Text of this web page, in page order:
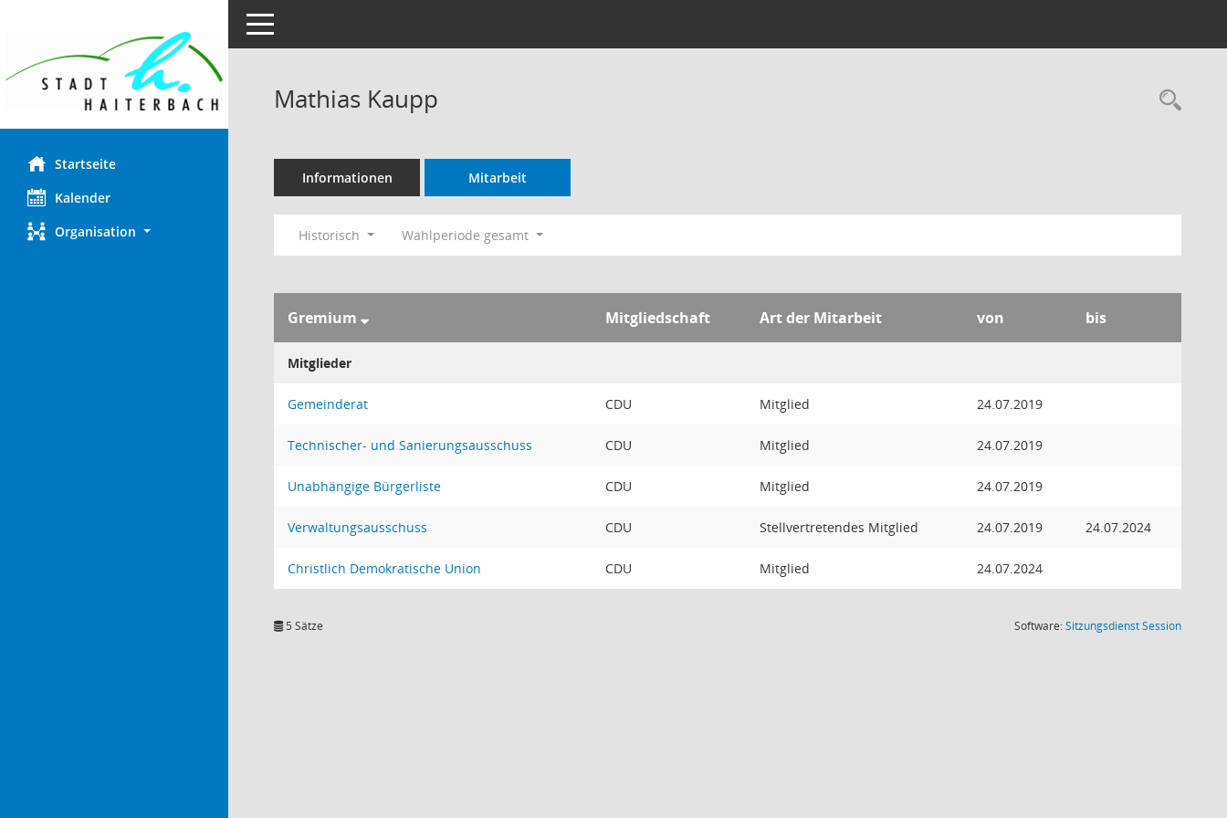
Startseite
Kalender
Organisation
Toggle navigation
Mathias Kaupp
Informationen Mitarbeit
Historisch Wahlperiode gesamt
Gremium Mitgliedschaft Art der Mitarbeit von bis
Mitglieder
Gemeinderat CDU Mitglied 24.07.2019
Technischer- und Sanierungsausschuss CDU Mitglied 24.07.2019
Unabhängige Bürgerliste CDU Mitglied 24.07.2019
Verwaltungsausschuss CDU Stellvertretendes Mitglied 24.07.2019 24.07.2024
Christlich Demokratische Union CDU Mitglied 24.07.2024
5 Sätze Software:SitzungsdienstSession(Wird in